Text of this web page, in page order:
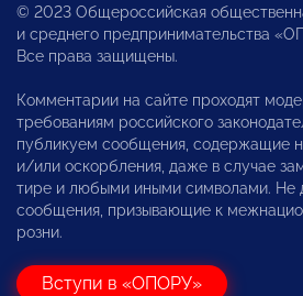
© 2023 Общероссийская
и среднего предпринимательства
Все права защищены.
Комментарии на сайте проходят
требованиям российского
публикуем сообщения, содержащие
и/или оскорбления, даже в случае
тире и любыми иными символами. Не
сообщения, призывающие к
розни.
Вступи в «ОПОРУ»